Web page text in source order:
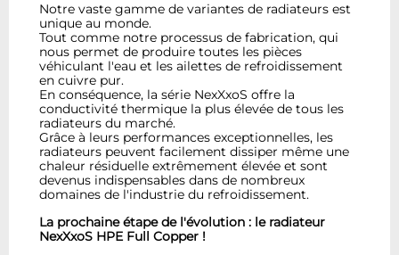
Notre vaste gamme de variantes de radiateurs est
unique au monde.
Tout comme notre processus de fabrication, qui
nous permet de produire toutes les pièces
véhiculant l'eau et les ailettes de refroidissement
en cuivre pur.
En conséquence, la série NexXxoS offre la
conductivité thermique la plus élevée de tous les
radiateurs du marché.
Grâce à leurs performances exceptionnelles, les
radiateurs peuvent facilement dissiper même une
chaleur résiduelle extrêmement élevée et sont
devenus indispensables dans de nombreux
domaines de l'industrie du refroidissement.
La prochaine étape de l'évolution : le radiateur
NexXxoS HPE Full Copper !